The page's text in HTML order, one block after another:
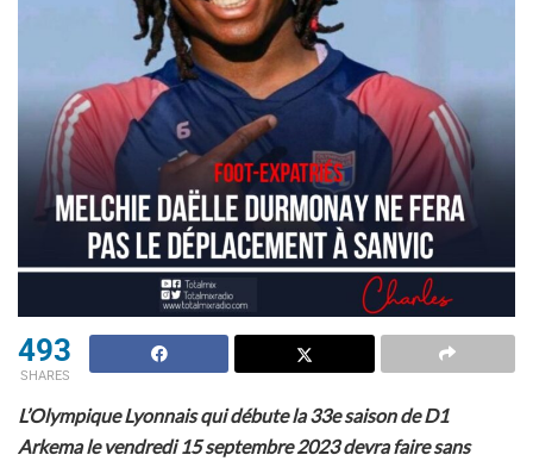
493
SHARES
L’Olympique Lyonnais qui débute la 33e saison de D1
Arkema le vendredi 15 septembre 2023 devra faire sans